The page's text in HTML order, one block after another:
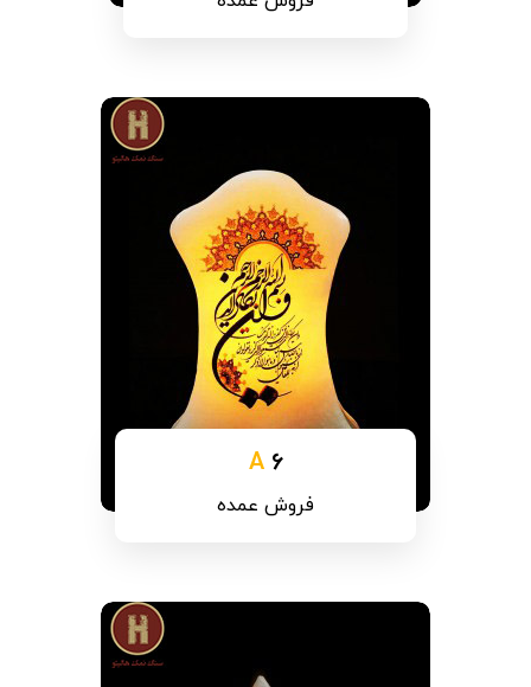
6
A
فروش عمده